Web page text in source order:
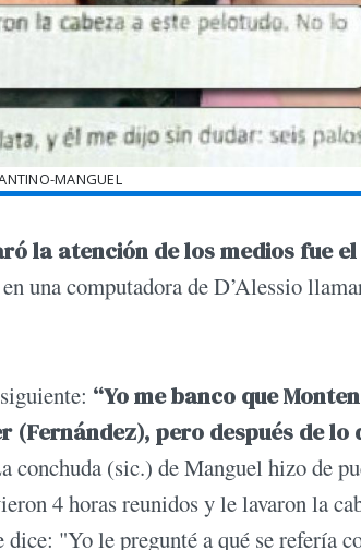
MANGUEL
la atención de los medios fue
una computadora de D’Alessio
“Yo me banco que
(Fernández), pero después de lo
conchuda (sic.) de Manguel hizo de
4 horas reunidos y le lavaron la
"Yo le pregunté a qué se refería